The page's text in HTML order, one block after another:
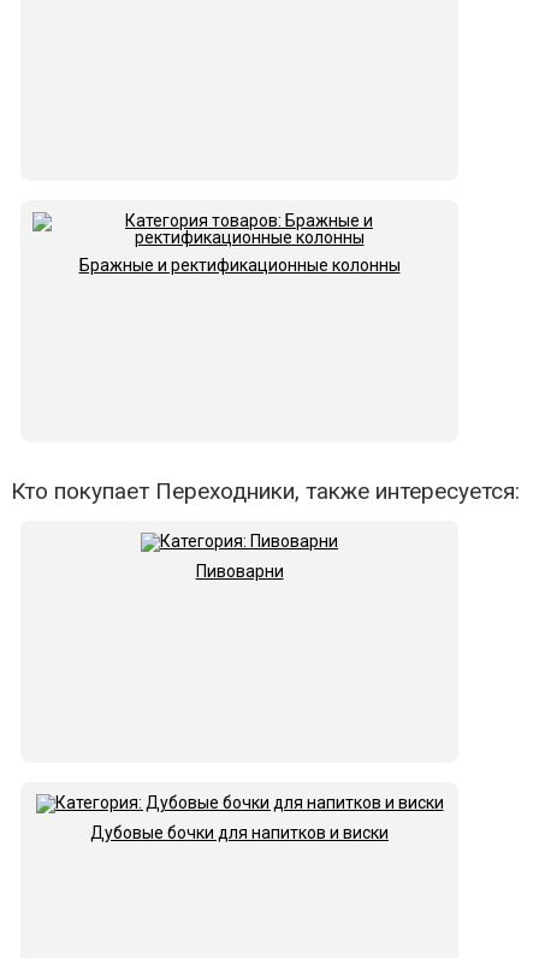
Бражные и ректификационные колонны
Кто покупает Переходники, также интересуется:
Пивоварни
Дубовые бочки для напитков и виски